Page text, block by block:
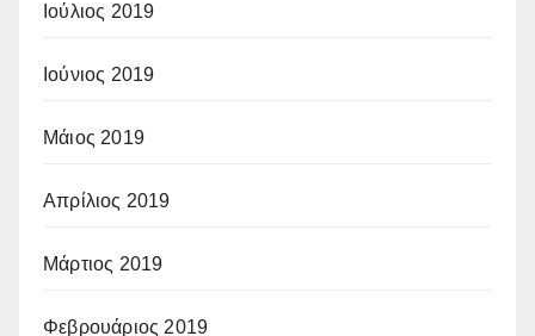
Ιούλιος 2019
Ιούνιος 2019
Μάιος 2019
Απρίλιος 2019
Μάρτιος 2019
Φεβρουάριος 2019